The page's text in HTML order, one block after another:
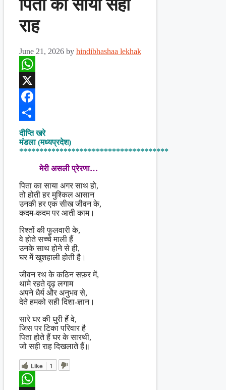
पिता का साया सही
राह
June 21, 2026 by hindibhashaa lekhak
WhatsApp
X
Facebook
Share
दीप्ति खरे
मंडला (मध्यप्रदेश)
*************************************
मेरी असली प्रेरणा…
पिता का साया अगर साथ हो,
तो होती हर मुश्किल आसान
उनकी हर एक सीख जीवन के,
कदम-कदम पर आती काम।
रिश्तों की फुलवारी के,
वे होते सच्चे माली हैं
उनके साथ होने से ही,
घर में खुशहाली होती है।
जीवन रथ के कठिन सफ़र में,
थामे रहते दृढ़ लगाम
अपने धैर्य और अनुभव से,
देते हमको सही दिशा-ज्ञान।
सारे घर की धुरी हैं वे,
जिस पर टिका परिवार है
पिता होते हैं घर के सारथी,
जो सही राह दिखलाते हैं॥
Like 1